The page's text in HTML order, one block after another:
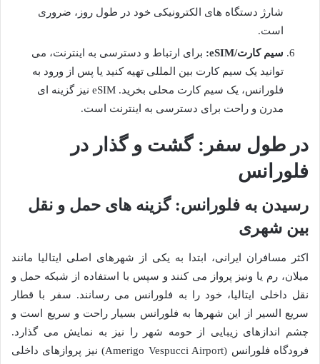
شارژ دستگاه های الکترونیکی خود در طول روز، ضروری
است.
سیم کارت/eSIM:
برای ارتباط و دسترسی به اینترنت، می
توانید یک سیم کارت بین المللی تهیه کنید یا پس از ورود به
فلورانس، یک سیم کارت محلی بخرید. eSIM نیز گزینه ای
مدرن و راحت برای دسترسی به اینترنت است.
در طول سفر: گشت و گذار در
فلورانس
رسیدن به فلورانس: گزینه های حمل و نقل
بین شهری
اکثر مسافران ایرانی، ابتدا به یکی از شهرهای اصلی ایتالیا مانند
میلان، رم یا ونیز پرواز می کنند و سپس با استفاده از شبکه حمل و
نقل داخلی ایتالیا، خود را به فلورانس می رسانند. سفر با قطار
سریع السیر از این شهرها به فلورانس بسیار راحت و سریع است و
چشم اندازهای زیبایی از حومه شهر را نیز به نمایش می گذارد.
فرودگاه فلورانس (Amerigo Vespucci Airport) نیز پروازهای داخلی